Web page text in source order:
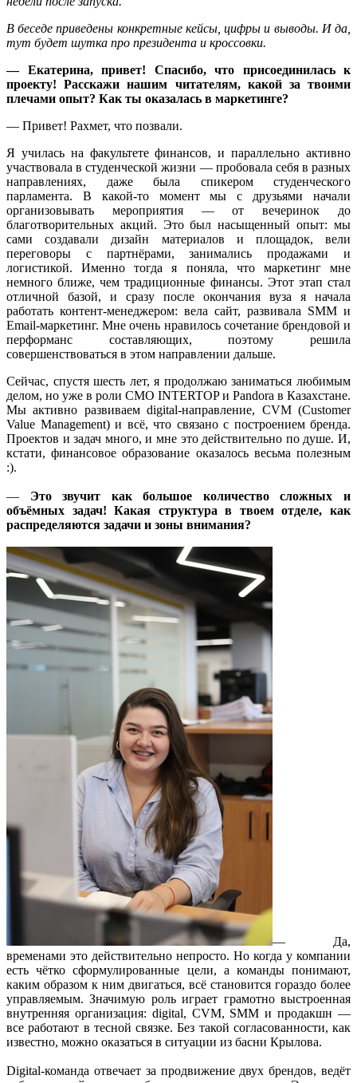
В беседе приведены конкретные кейсы, цифры и выводы. И да,
тут будет шутка про президента и кроссовки.
— Екатерина, привет! Спасибо, что присоединилась к
проекту! Расскажи нашим читателям, какой за твоими
плечами опыт? Как ты оказалась в маркетинге?
— Привет! Рахмет, что позвали.
Я училась на факультете финансов, и параллельно активно
участвовала в студенческой жизни — пробовала себя в разных
направлениях, даже была спикером студенческого
парламента. В какой-то момент мы с друзьями начали
организовывать мероприятия — от вечеринок до
благотворительных акций. Это был насыщенный опыт: мы
сами создавали дизайн материалов и площадок, вели
переговоры с партнёрами, занимались продажами и
логистикой. Именно тогда я поняла, что маркетинг мне
немного ближе, чем традиционные финансы. Этот этап стал
отличной базой, и сразу после окончания вуза я начала
работать контент-менеджером: вела сайт, развивала SMM и
Email-маркетинг. Мне очень нравилось сочетание брендовой и
перформанс составляющих, поэтому решила
совершенствоваться в этом направлении дальше.
Сейчас, спустя шесть лет, я продолжаю заниматься любимым
делом, но уже в роли CMO INTERTOP и Pandora в Казахстане.
Мы активно развиваем digital-направление, CVM (Customer
Value Management) и всё, что связано с построением бренда.
Проектов и задач много, и мне это действительно по душе. И,
кстати, финансовое образование оказалось весьма полезным
:).
— Это звучит как большое количество сложных и
объёмных задач! Какая структура в твоем отделе, как
распределяются задачи и зоны внимания?
— Да,
временами это действительно непросто. Но когда у компании
есть чётко сформулированные цели, а команды понимают,
каким образом к ним двигаться, всё становится гораздо более
управляемым. Значимую роль играет грамотно выстроенная
внутренняя организация: digital, CVM, SMM и продакшн —
все работают в тесной связке. Без такой согласованности, как
известно, можно оказаться в ситуации из басни Крылова.
Digital-команда отвечает за продвижение двух брендов, ведёт